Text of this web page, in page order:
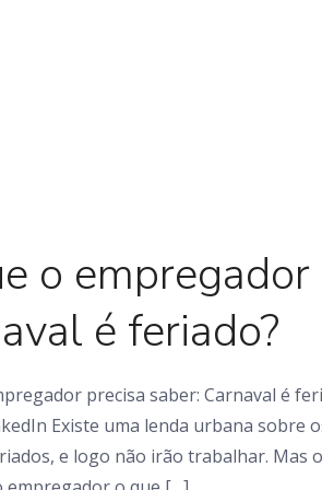
o
é feriado?
precisa saber: Carnaval é
Existe uma lenda urbana sobre
e logo não irão trabalhar. Mas